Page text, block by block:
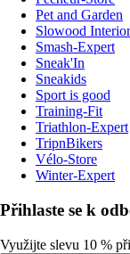
Pet and Garden
Slowood Interior
Smash-Expert
Sneak'In
Sneakids
Sport is good
Training-Fit
Triathlon-Expert
TripnBikers
Vélo-Store
Winter-Expert
Přihlaste se k
Využijte slevu 10 %